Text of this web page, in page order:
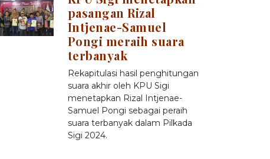
pasangan Rizal
Intjenae-Samuel
Pongi meraih suara
terbanyak
Rekapitulasi hasil penghitungan
suara akhir oleh KPU Sigi
menetapkan Rizal Intjenae-
Samuel Pongi sebagai peraih
suara terbanyak dalam Pilkada
Sigi 2024.